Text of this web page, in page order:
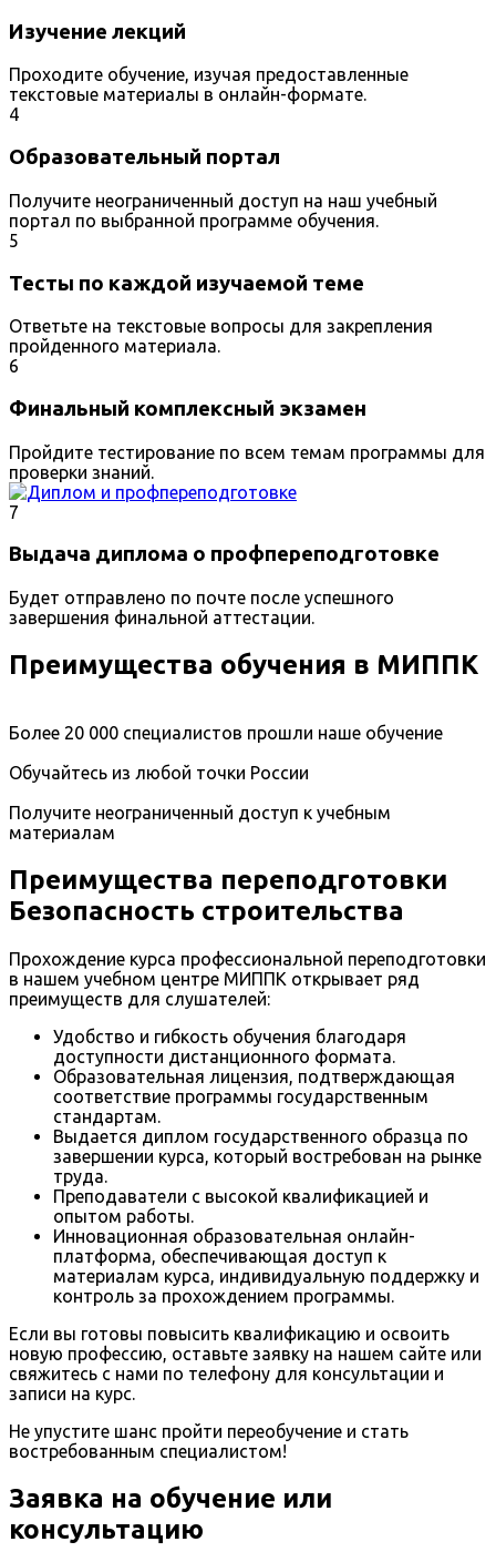
Изучение лекций
Проходите обучение, изучая предоставленные
текстовые материалы в онлайн-формате.
4
Образовательный портал
Получите неограниченный доступ на наш учебный
портал по выбранной программе обучения.
5
Тесты по каждой изучаемой теме
Ответьте на текстовые вопросы для закрепления
пройденного материала.
6
Финальный комплексный экзамен
Пройдите тестирование по всем темам программы для
проверки знаний.
7
Выдача диплома о профпереподготовке
Будет отправлено по почте после успешного
завершения финальной аттестации.
Преимущества обучения в МИППК
Более 20 000 специалистов прошли наше обучение
Обучайтесь из любой точки России
Получите неограниченный доступ к учебным
материалам
Преимущества переподготовки
Безопасность строительства
Прохождение курса профессиональной переподготовки
в нашем учебном центре МИППК открывает ряд
преимуществ для слушателей:
Удобство и гибкость обучения благодаря
доступности дистанционного формата.
Образовательная лицензия, подтверждающая
соответствие программы государственным
стандартам.
Выдается диплом государственного образца по
завершении курса, который востребован на рынке
труда.
Преподаватели с высокой квалификацией и
опытом работы.
Инновационная образовательная онлайн-
платформа, обеспечивающая доступ к
материалам курса, индивидуальную поддержку и
контроль за прохождением программы.
Если вы готовы повысить квалификацию и освоить
новую профессию, оставьте заявку на нашем сайте или
свяжитесь с нами по телефону для консультации и
записи на курс.
Не упустите шанс пройти переобучение и стать
востребованным специалистом!
Заявка на обучение или
консультацию